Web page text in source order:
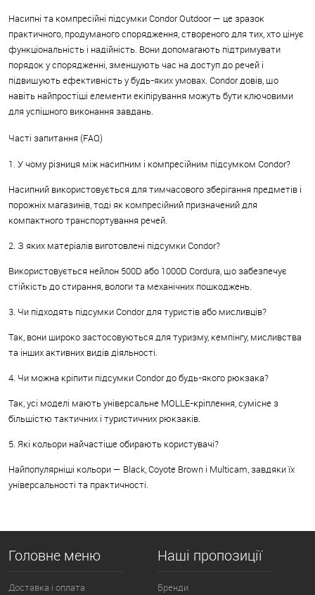
Насипні та компресійні підсумки Condor Outdoor — це зразок
практичного, продуманого спорядження, створеного для тих, хто цінує
функціональність і надійність. Вони допомагають підтримувати
порядок у спорядженні, зменшують час на доступ до речей і
підвищують ефективність у будь-яких умовах. Condor довів, що
навіть найпростіші елементи екіпірування можуть бути ключовими
для успішного виконання завдань.
Часті запитання (FAQ)
1. У чому різниця між насипним і компресійним підсумком Condor?
Насипний використовується для тимчасового зберігання предметів і
порожніх магазинів, тоді як компресійний призначений для
компактного транспортування речей.
2. З яких матеріалів виготовлені підсумки Condor?
Використовується нейлон 500D або 1000D Cordura, що забезпечує
стійкість до стирання, вологи та механічних пошкоджень.
3. Чи підходять підсумки Condor для туристів або мисливців?
Так, вони широко застосовуються для туризму, кемпінгу, мисливства
та інших активних видів діяльності.
4. Чи можна кріпити підсумки Condor до будь-якого рюкзака?
Так, усі моделі мають універсальне MOLLE-кріплення, сумісне з
більшістю тактичних і туристичних рюкзаків.
5. Які кольори найчастіше обирають користувачі?
Найпопулярніші кольори — Black, Coyote Brown і Multicam, завдяки їх
універсальності та практичності.
Головне меню
Доставка і оплата
Наші пропозиції
Бренди